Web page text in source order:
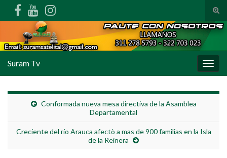
Suram Tv
Conformada nueva mesa directiva de la Asamblea
Departamental
Creciente del río Arauca afectò a mas de 900 familias en la Isla
de la Reinera